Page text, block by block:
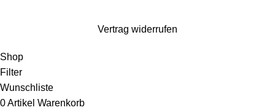
Vertrag widerrufen
Shop
Filter
Wunschliste
0Artikel Warenkorb